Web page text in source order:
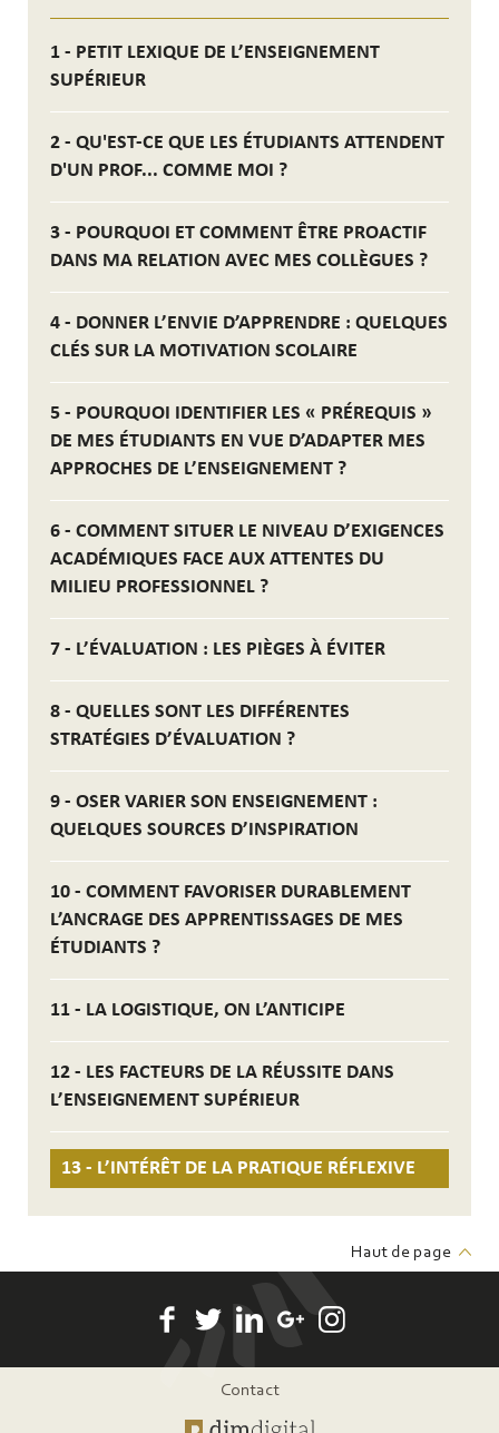
1 - PETIT LEXIQUE DE L’ENSEIGNEMENT
SUPÉRIEUR
2 - QU'EST-CE QUE LES ÉTUDIANTS ATTENDENT
D'UN PROF... COMME MOI ?
3 - POURQUOI ET COMMENT ÊTRE PROACTIF
DANS MA RELATION AVEC MES COLLÈGUES ?
4 - DONNER L’ENVIE D’APPRENDRE : QUELQUES
CLÉS SUR LA MOTIVATION SCOLAIRE
5 - POURQUOI IDENTIFIER LES « PRÉREQUIS »
DE MES ÉTUDIANTS EN VUE D’ADAPTER MES
APPROCHES DE L’ENSEIGNEMENT ?
6 - COMMENT SITUER LE NIVEAU D’EXIGENCES
ACADÉMIQUES FACE AUX ATTENTES DU
MILIEU PROFESSIONNEL ?
7 - L’ÉVALUATION : LES PIÈGES À ÉVITER
8 - QUELLES SONT LES DIFFÉRENTES
STRATÉGIES D’ÉVALUATION ?
9 - OSER VARIER SON ENSEIGNEMENT :
QUELQUES SOURCES D’INSPIRATION
10 - COMMENT FAVORISER DURABLEMENT
L’ANCRAGE DES APPRENTISSAGES DE MES
ÉTUDIANTS ?
11 - LA LOGISTIQUE, ON L’ANTICIPE
12 - LES FACTEURS DE LA RÉUSSITE DANS
L’ENSEIGNEMENT SUPÉRIEUR
13 - L’INTÉRÊT DE LA PRATIQUE RÉFLEXIVE
Haut de page
Contact